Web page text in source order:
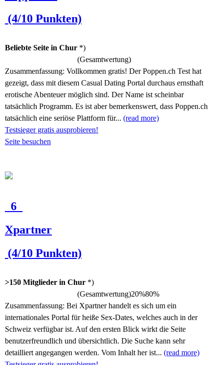
(4/10 Punkten)
Beliebte Seite in Chur *)
(Gesamtwertung)
Zusammenfassung: Vollkommen gratis! Der Poppen.ch Test hat
gezeigt, dass mit diesem Casual Dating Portal durchaus ernsthaft
erotische Abenteuer möglich sind. Der Name ist scheinbar
tatsächlich Programm. Es ist aber bemerkenswert, dass Poppen.ch
tatsächlich eine seriöse Plattform für... (read more)
Testsieger gratis ausprobieren!
Seite besuchen
6
Xpartner
(4/10 Punkten)
>150 Mitglieder in Chur *)
(Gesamtwertung)20%80%
Zusammenfassung: Bei Xpartner handelt es sich um ein
internationales Portal für heiße Sex-Dates, welches auch in der
Schweiz verfügbar ist. Auf den ersten Blick wirkt die Seite
benutzerfreundlich und übersichtlich. Die Suche kann sehr
detailliert angegangen werden. Vom Inhalt her ist... (read more)